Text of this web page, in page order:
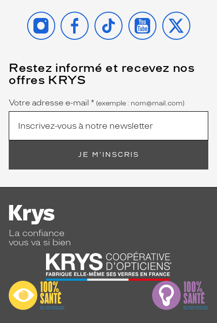
INSTAGRAMFACEBOOK
TIKTOK YOUTUBE
X
Restez informé et recevez nos
offres KRYS
Name
Votre adresse e-mail *
(Ce
champ
est
obligatoire)
(exemple : nom@mail.com)
JE M'INSCRIS
La confiance
vous va si bien